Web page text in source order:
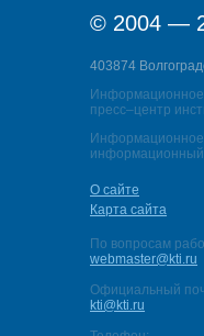
© 2004 —
403874
пресс–центр
информационный
О сайте
Карта сайта
По вопросам
webmaster@kti.ru
Официальный
kti@kti.ru